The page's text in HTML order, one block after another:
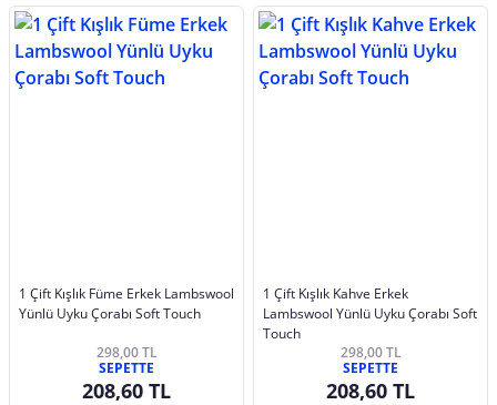
1 Çift Kışlık Füme Erkek Lambswool
Yünlü Uyku Çorabı Soft Touch
298,00 TL
SEPETTE
208,60 TL
1 Çift Kışlık Kahve Erkek
Lambswool Yünlü Uyku Çorabı Soft
Touch
298,00 TL
SEPETTE
208,60 TL